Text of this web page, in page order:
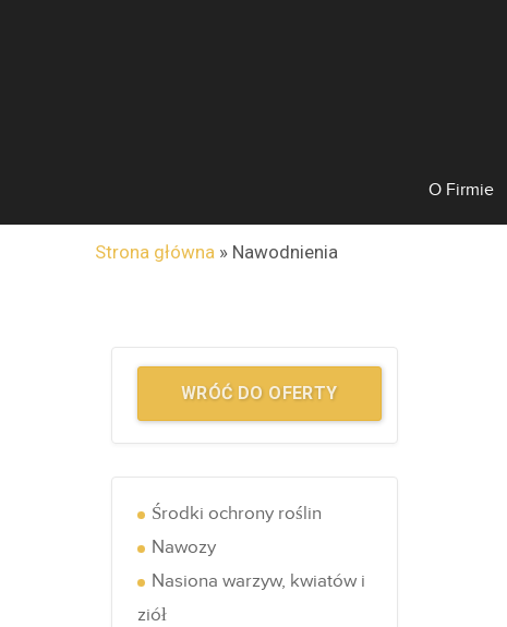
O Firmie
Strona główna » Nawodnienia
Środki ochrony roślin
Nawozy
Nasiona warzyw, kwiatów i
ziół